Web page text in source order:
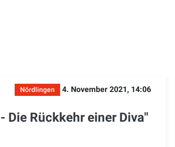
Nördlingen
4. November 2021, 14:06
Die Rückkehr einer Diva"